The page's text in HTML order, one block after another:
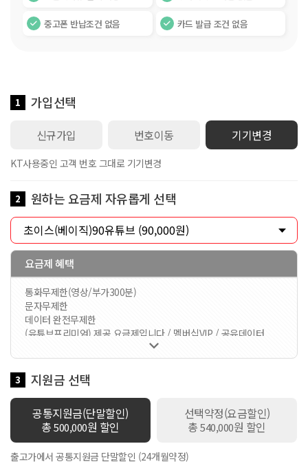
중고폰 반납조건 없음 카드 발급 조건 없음
1 가입선택
신규가입 번호이동 기기변경
KT사용중인 고객 번호 그대로 기기변경
2 원하는 요금제 자유롭게 선택
요금제 혜택
통화무제한(영상/부가300분)
문자무제한
데이터 완전무제한
(유튜브프리미엄) 제공 요금제입니다 / 멤버십VIP / 공유데이터
60GB 제공 / 로밍데이터 100Kbps / 데이터쉐어링 1회선 무료 / 만
18세 이하 가입시 스쿨덤(공유데이터 2배 제공+스마트기기 or 데이
터쉐어링 1회선 무료+안심박스)자동적용 / 만19세이상 ~ 만34세이
하 가입시 Y덤(공유데이터 2배 제공+스마트기기 or 데이터쉐어링 1
회선 무료)자동적용

3 지원금 선택
공통지원금(단말할인)
총500,000원 할인
선택약정(요금할인)
총540,000원 할인
출고가에서 공통지원금 단말할인 (24개월약정)